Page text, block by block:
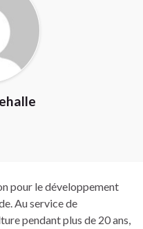
pour le développement
Au service de
pendant plus de 20 ans,